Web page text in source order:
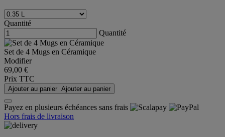
Quantité
Quantité
Set de 4 Mugs en Céramique
Modifier
69,00 €
Prix TTC
Ajouter au panier Ajouter au panier
Payez en plusieurs échéances sans frais
Hors frais de livraison